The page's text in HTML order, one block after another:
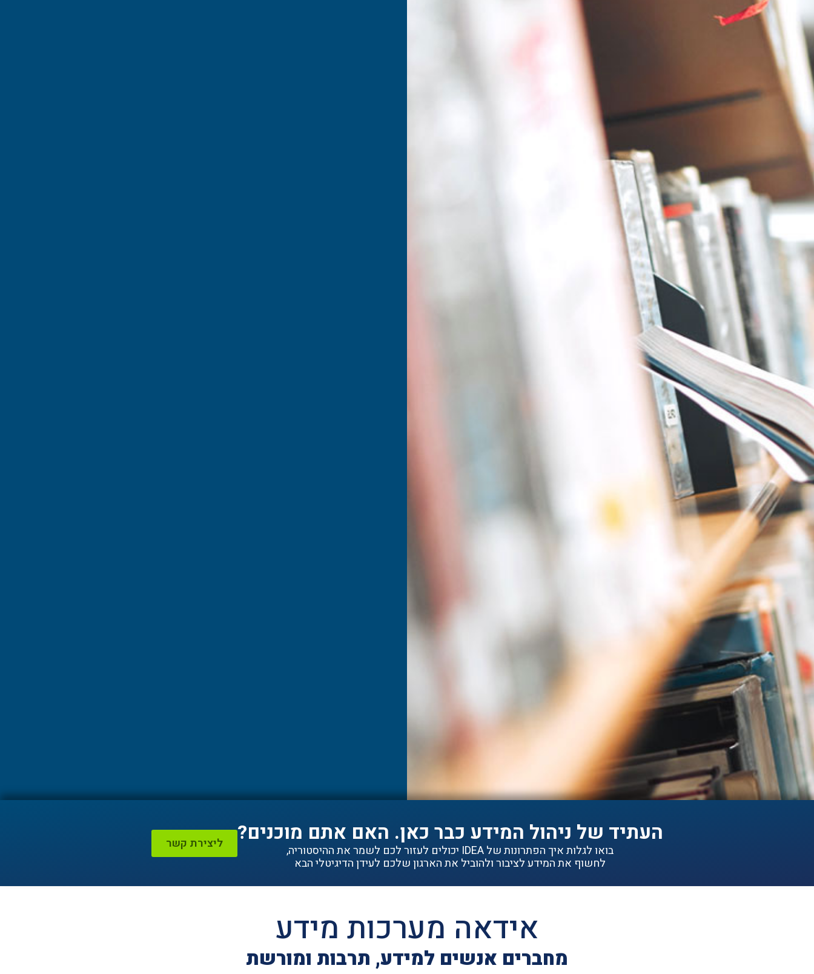
העתיד של ניהול המידע כבר כאן. האם אתם מוכנים?
בואו לגלות איך הפתרונות של IDEA יכולים לעזור לכם לשמר את ההיסטוריה,
לחשוף את המידע לציבור ולהוביל את הארגון שלכם לעידן הדיגיטלי הבא
ליצירת קשר
אידאה מערכות מידע
מחברים אנשים למידע, תרבות ומורשת